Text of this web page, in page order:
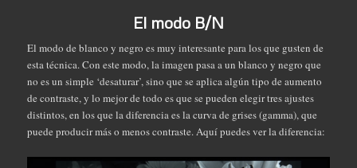
El modo B/N
El modo de blanco y negro es muy interesante para los que gusten de
esta técnica. Con este modo, la imagen pasa a un blanco y negro que
no es un simple ‘desaturar’, sino que se aplica algún tipo de aumento
de contraste, y lo mejor de todo es que se pueden elegir tres ajustes
distintos, en los que la diferencia es la curva de grises (gamma), que
puede producir más o menos contraste. Aquí puedes ver la diferencia: